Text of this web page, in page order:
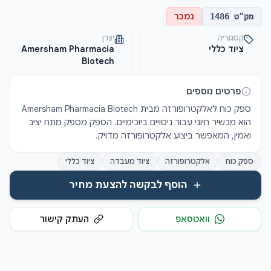
מק״ט 1486 נמכר
קטגוריה
ציוד כללי
יצרן
Amersham Pharmacia
Biotech
פרטים נוספים
ואמין, המאפשר ביצוע אלקטרופורזה מדויק.
ספק כוח אלקטרופורזה ציוד מעבדה ציוד כללי
הוסף לבקשה להצעת מחיר
וואטסאפ העתק קישור